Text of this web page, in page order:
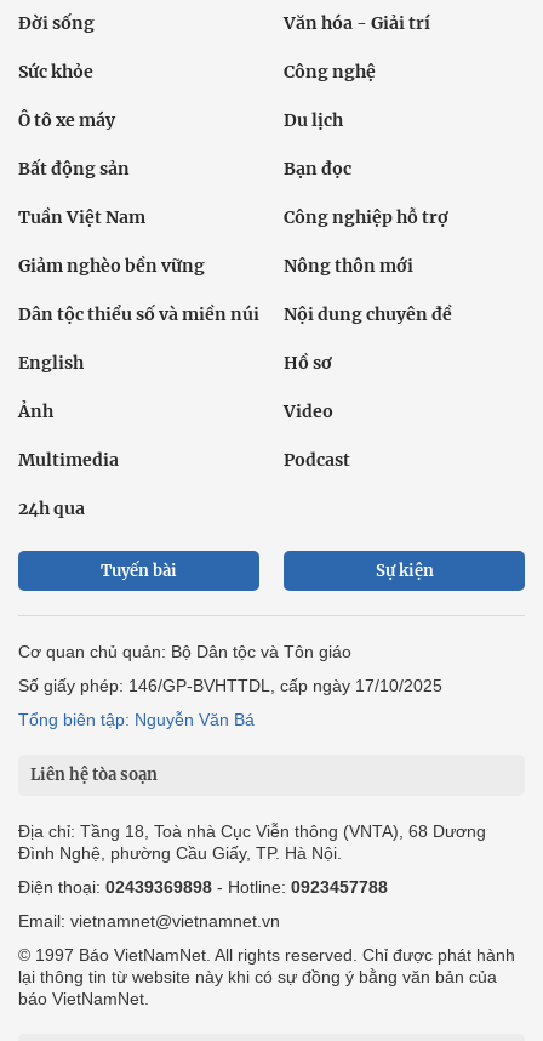
Đời sống Văn hóa - Giải trí
Sức khỏe Công nghệ
Ô tô xe máy Du lịch
Bất động sản Bạn đọc
Tuần Việt Nam Công nghiệp hỗ trợ
Giảm nghèo bền vững Nông thôn mới
Dân tộc thiểu số và miền núi Nội dung chuyên đề
English Hồ sơ
Ảnh Video
Multimedia Podcast
24h qua
Tuyến bài Sự kiện
Cơ quan chủ quản: Bộ Dân tộc và Tôn giáo
Số giấy phép: 146/GP-BVHTTDL, cấp ngày 17/10/2025
Tổng biên tập: Nguyễn Văn Bá
Liên hệ tòa soạn
Địa chỉ: Tầng 18, Toà nhà Cục Viễn thông (VNTA), 68 Dương
Đình Nghệ, phường Cầu Giấy, TP. Hà Nội.
Điện thoại: 02439369898 - Hotline: 0923457788
Email: vietnamnet@vietnamnet.vn
© 1997 Báo VietNamNet. All rights reserved. Chỉ được phát hành
lại thông tin từ website này khi có sự đồng ý bằng văn bản của
báo VietNamNet.